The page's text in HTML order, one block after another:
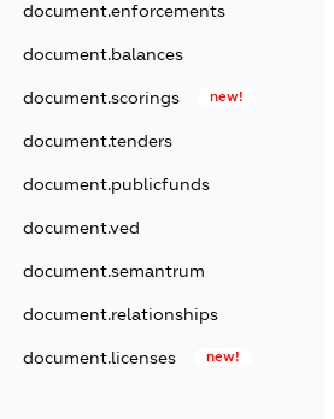
document.enforcements
document.balances
document.scorings new!
document.tenders
document.publicfunds
document.ved
document.semantrum
document.relationships
document.licenses new!